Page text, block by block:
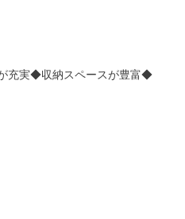
充実◆収納スペースが豊富◆